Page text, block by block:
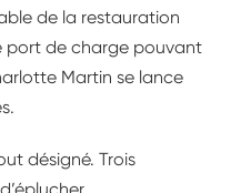
de la restauration
port de charge pouvant
Martin se lance
désigné. Trois